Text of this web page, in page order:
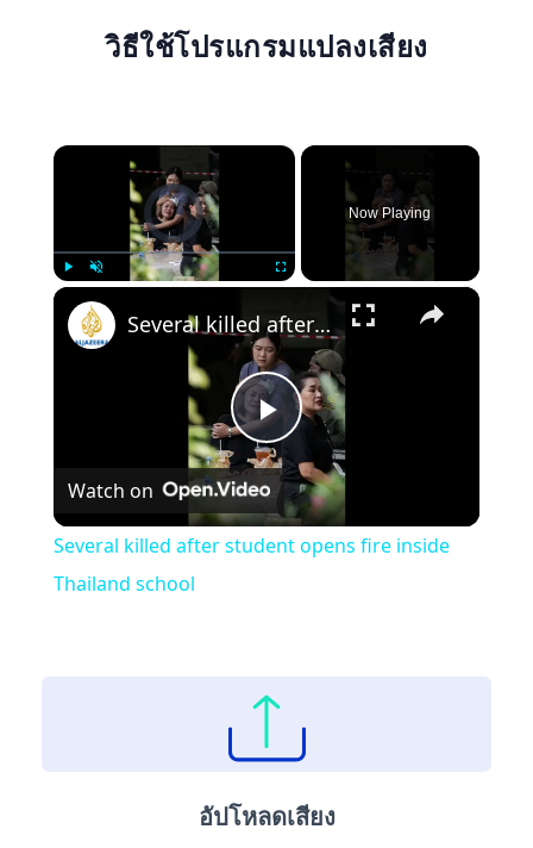
วิธีใช้โปรแกรมแปลงเสียง
×
Video Player is loading.
Now Playing
×
Play
Video
Several killed after student opens fire inside Thailand school
Watch on
Several killed after student opens fire inside
Thailand school
อัปโหลดเสียง